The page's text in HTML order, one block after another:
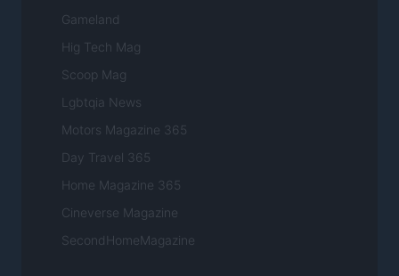
Gameland
Hig Tech Mag
Scoop Mag
Lgbtqia News
Motors Magazine 365
Day Travel 365
Home Magazine 365
Cineverse Magazine
SecondHomeMagazine